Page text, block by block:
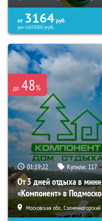
от 3164 руб.
до107880руб.
до 48%
01:19:21 Купили: 117
От 3 дней отдыха в
«Компонент» в
Московская обл.,